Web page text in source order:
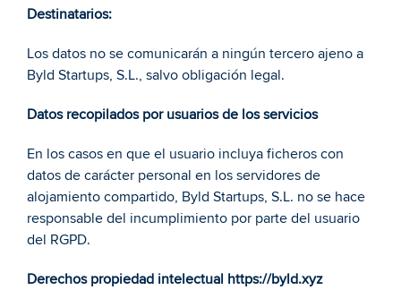
Destinatarios:
Los datos no se comunicarán a ningún tercero ajeno a
Byld Startups, S.L., salvo obligación legal.
Datos recopilados por usuarios de los servicios
En los casos en que el usuario incluya ficheros con
datos de carácter personal en los servidores de
alojamiento compartido, Byld Startups, S.L. no se hace
responsable del incumplimiento por parte del usuario
del RGPD.
Derechos propiedad intelectual https://byld.xyz